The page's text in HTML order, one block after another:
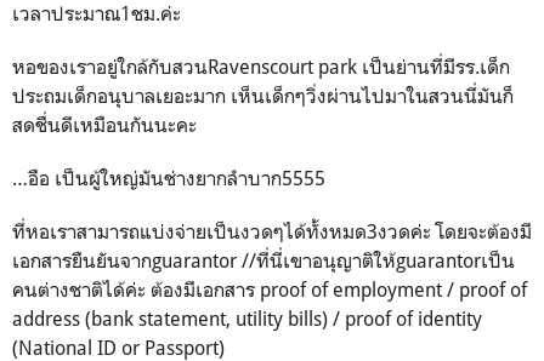
เวลาประมาณ1ชม.ค่ะ
หอของเราอยู่ใกล้กับสวนRavenscourt park เป็นย่านที่มีรร.เด็ก
ประถมเด็กอนุบาลเยอะมาก เห็นเด็กๆวิ่งผ่านไปมาในสวนนี่มันก็
สดชื่นดีเหมือนกันนะคะ
…อือ เป็นผู้ใหญ่มันช่างยากลำบาก5555
ที่หอเราสามารถแบ่งจ่ายเป็นงวดๆได้ทั้งหมด3งวดค่ะ โดยจะต้องมี
เอกสารยืนยันจากguarantor //ที่นี่เขาอนุญาติให้guarantorเป็น
คนต่างชาติได้ค่ะ ต้องมีเอกสาร proof of employment / proof of
address (bank statement, utility bills) / proof of identity
(National ID or Passport)